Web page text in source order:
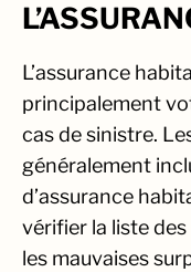
L’assurance
principalement
cas de sinistre.
généralement
d’assurance
vérifier la liste
les mauvaises